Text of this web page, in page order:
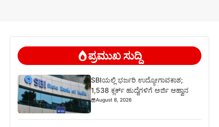
ಪ್ರಮುಖ ಸುದ್ದಿ
SBIಯಲ್ಲಿ ಭರ್ಜರಿ ಉದ್ಯೋಗಾವಕಾಶ;
1,538 ಕ್ಲರ್ಕ್ ಹುದ್ದೆಗಳಿಗೆ ಅರ್ಜಿ ಆಹ್ವಾನ
August 8, 2026